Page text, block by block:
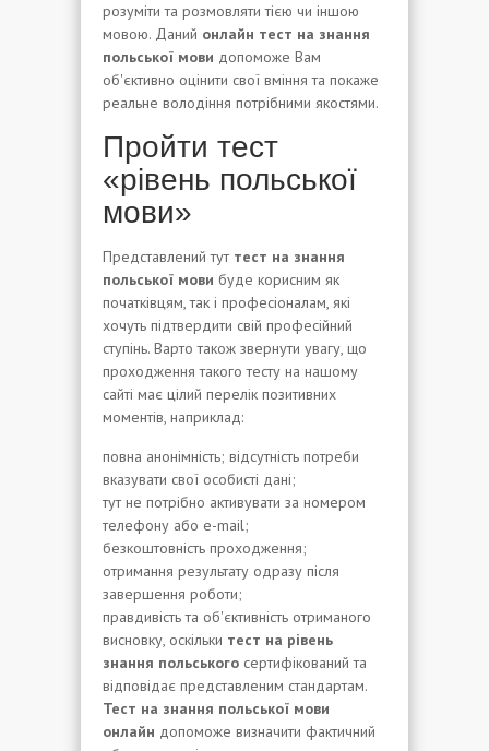
розуміти та розмовляти тією чи іншою
мовою. Даний онлайн тест на знання
польської мови допоможе Вам
об'єктивно оцінити свої вміння та покаже
реальне володіння потрібними якостями.
Пройти тест
«рівень польської
мови»
Представлений тут тест на знання
польської мови буде корисним як
початківцям, так і професіоналам, які
хочуть підтвердити свій професійний
ступінь. Варто також звернути увагу, що
проходження такого тесту на нашому
сайті має цілий перелік позитивних
моментів, наприклад:
повна анонімність; відсутність потреби
вказувати свої особисті дані;
тут не потрібно активувати за номером
телефону або e-mail;
безкоштовність проходження;
отримання результату одразу після
завершення роботи;
правдивість та об'єктивність отриманого
висновку, оскільки тест на рівень
знання польського сертифікований та
відповідає представленим стандартам.
Тест на знання польської мови
онлайн допоможе визначити фактичний